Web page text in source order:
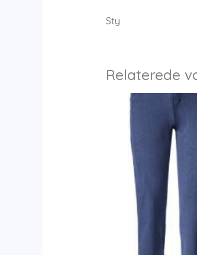
Sty
Relaterede